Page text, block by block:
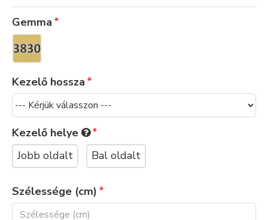
Gemma
Kezelő hossza
Kezelő helye
Jobb oldalt
Bal oldalt
Szélessége (cm)